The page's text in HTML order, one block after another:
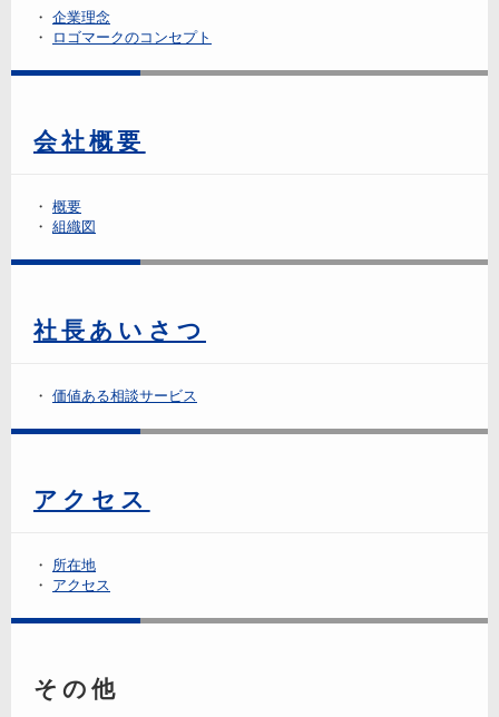
企業理念
ロゴマークのコンセプト
会社概要
概要
組織図
社長あいさつ
価値ある相談サービス
アクセス
所在地
アクセス
その他